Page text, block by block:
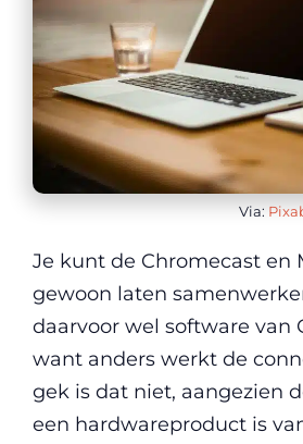
Via:
Je kunt de Chromecast en
gewoon laten
daarvoor wel software van
want anders werkt de
gek is dat niet, aangezien
een hardwareproduct is